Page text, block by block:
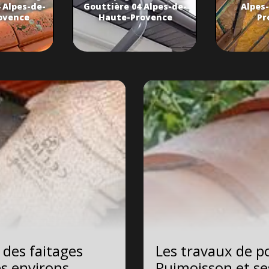
de-
Gouttière 04 Alpes-de-
Haute-Provence
faitages
Les travaux de